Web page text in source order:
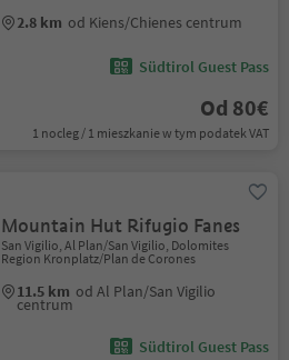
2.8 km od Kiens/Chienes centrum
Südtirol Guest Pass
Od 80€
1 nocleg / 1 mieszkanie w tym podatek VAT
Mountain Hut Rifugio Fanes
San Vigilio, Al Plan/San Vigilio, Dolomites
Region Kronplatz/Plan de Corones
11.5 km od Al Plan/San Vigilio
centrum
Südtirol Guest Pass